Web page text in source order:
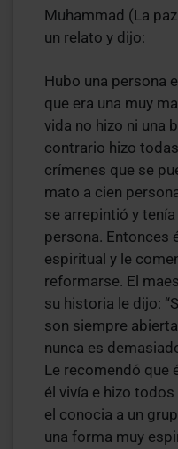
Muhammad (La
un relato y dijo:
Hubo una persona
que era una muy
vida no hizo ni una
contrario hizo
crímenes que se
mato a cien
se arrepintió y
persona. Entonces
espiritual y le
reformarse. El
su historia le dijo:
son siempre
nunca es
Le recomendó que
él vivía e hizo
el conocia a un
una forma muy